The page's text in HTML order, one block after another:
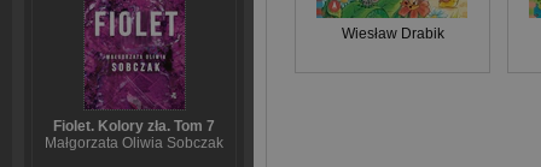
Fiolet. Kolory zła. Tom 7
Małgorzata Oliwia Sobczak
Wiesław Drabik